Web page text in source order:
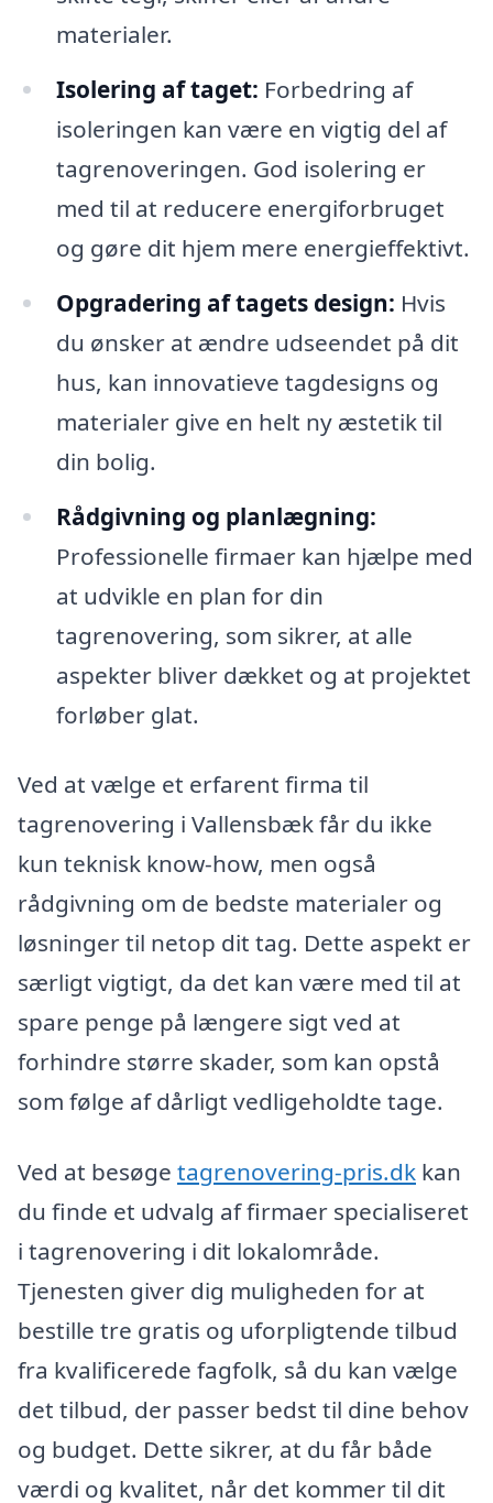
materialer.
Isolering af taget: Forbedring af
isoleringen kan være en vigtig del af
tagrenoveringen. God isolering er
med til at reducere energiforbruget
og gøre dit hjem mere energieffektivt.
Opgradering af tagets design: Hvis
du ønsker at ændre udseendet på dit
hus, kan innovatieve tagdesigns og
materialer give en helt ny æstetik til
din bolig.
Rådgivning og planlægning:
Professionelle firmaer kan hjælpe med
at udvikle en plan for din
tagrenovering, som sikrer, at alle
aspekter bliver dækket og at projektet
forløber glat.
Ved at vælge et erfarent firma til
tagrenovering i Vallensbæk får du ikke
kun teknisk know-how, men også
rådgivning om de bedste materialer og
løsninger til netop dit tag. Dette aspekt er
særligt vigtigt, da det kan være med til at
spare penge på længere sigt ved at
forhindre større skader, som kan opstå
som følge af dårligt vedligeholdte tage.
Ved at besøge tagrenovering-pris.dk kan
du finde et udvalg af firmaer specialiseret
i tagrenovering i dit lokalområde.
Tjenesten giver dig muligheden for at
bestille tre gratis og uforpligtende tilbud
fra kvalificerede fagfolk, så du kan vælge
det tilbud, der passer bedst til dine behov
og budget. Dette sikrer, at du får både
værdi og kvalitet, når det kommer til dit